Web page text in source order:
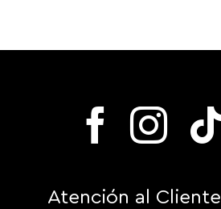
Atención al Cliente